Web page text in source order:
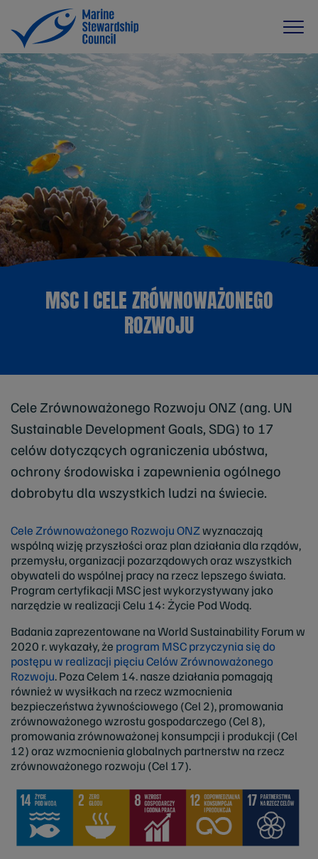
MSC I CELE ZRÓWNOWAŻONEGO
ROZWOJU
Cele Zrównoważonego Rozwoju ONZ (ang. UN
Sustainable Development Goals, SDG) to 17
celów dotyczących ograniczenia ubóstwa,
ochrony środowiska i zapewnienia ogólnego
dobrobytu dla wszystkich ludzi na świecie.
Cele Zrównoważonego Rozwoju ONZwyznaczają
wspólną wizję przyszłości oraz plan działania dla rządów,
przemysłu, organizacji pozarządowych oraz wszystkich
obywateli do wspólnej pracy na rzecz lepszego świata.
Program certyfikacji MSC jest wykorzystywany jako
narzędzie w realizacji Celu 14: Życie Pod Wodą.
Badania zaprezentowane na World Sustainability Forum w
2020 r. wykazały, że program MSC przyczynia się do
postępu w realizacji pięciu Celów Zrównoważonego
Rozwoju. Poza Celem 14. nasze działania pomagają
również w wysiłkach na rzecz wzmocnienia
bezpieczeństwa żywnościowego (Cel 2), promowania
zrównoważonego wzrostu gospodarczego (Cel 8),
promowania zrównoważonej konsumpcji i produkcji (Cel
12) oraz wzmocnienia globalnych partnerstw na rzecz
zrównoważonego rozwoju (Cel 17).